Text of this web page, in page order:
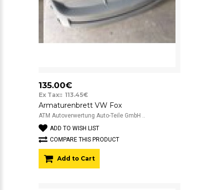
135.00€
Ex Tax:: 113.45€
Armaturenbrett VW Fox
ATM Autoverwertung Auto-Teile GmbH ..
ADD TO WISH LIST
COMPARE THIS PRODUCT
Add to Cart